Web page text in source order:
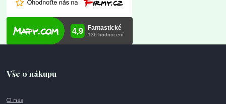
Vše o nákupu
O nás